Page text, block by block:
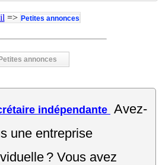
=> Petites annonces
Petites annonces
indépendante Avez-
une entreprise
? Vous avez